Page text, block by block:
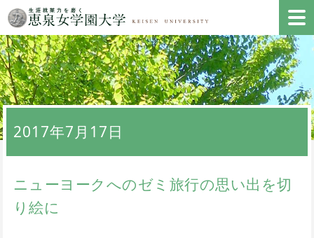
2017年7月17日
ニューヨークへのゼミ旅行の思い出を切
り絵に